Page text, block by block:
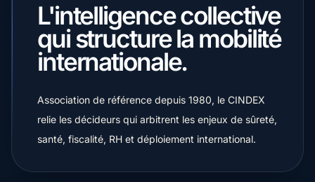
L'intelligence collective
qui structure la mobilité
internationale.
Association de référence depuis 1980, le CINDEX
relie les décideurs qui arbitrent les enjeux de sûreté,
santé, fiscalité, RH et déploiement international.